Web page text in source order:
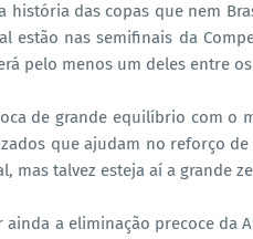
história das copas que nem
estão nas semifinais da
pelo menos um deles entre
de grande equilíbrio com o
que ajudam no reforço
mas talvez esteja aí a grande
ainda a eliminação precoce da